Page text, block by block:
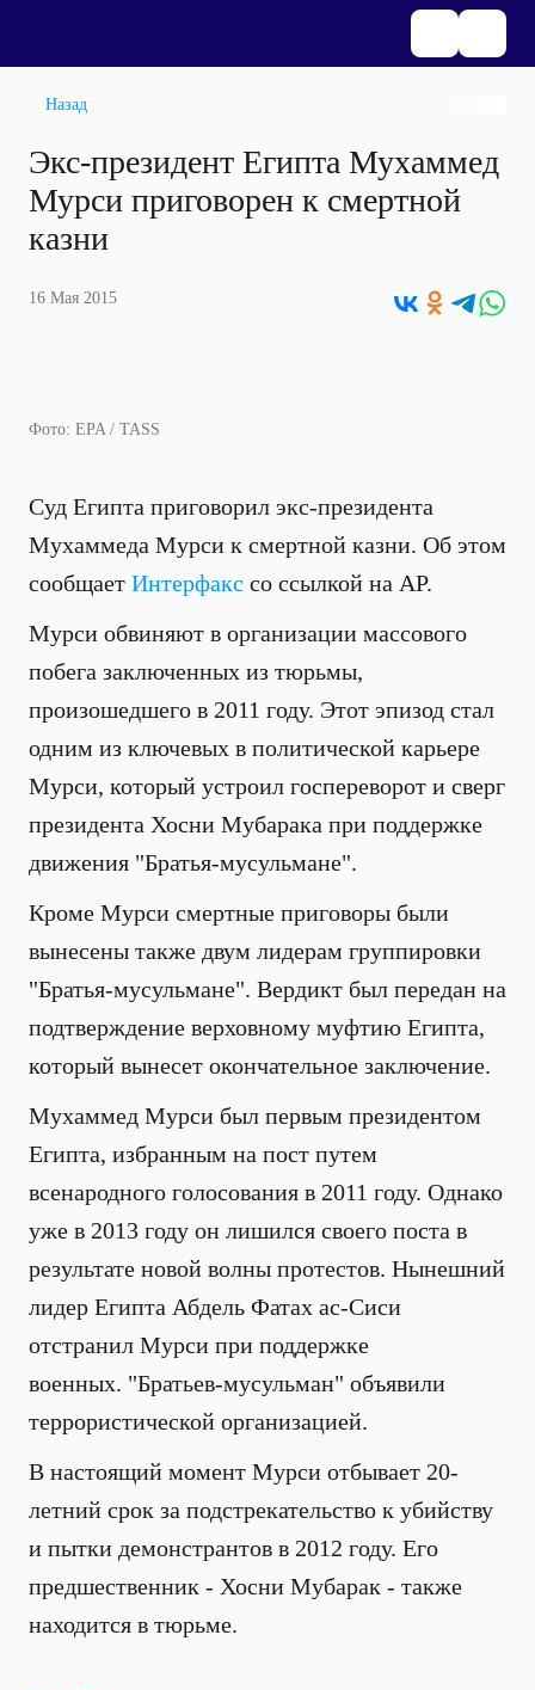
Назад
Экс-президент Египта Мухаммед
Мурси приговорен к смертной
казни
16 Мая 2015
Фото: EPA / TASS
Суд Египта приговорил экс-президента
Мухаммеда Мурси к смертной казни. Об этом
сообщает Интерфакс со ссылкой на АР.
Мурси обвиняют в организации массового
побега заключенных из тюрьмы,
произошедшего в 2011 году. Этот эпизод стал
одним из ключевых в политической карьере
Мурси, который устроил госпереворот и сверг
президента Хосни Мубарака при поддержке
движения "Братья-мусульмане".
Кроме Мурси смертные приговоры были
вынесены также двум лидерам группировки
"Братья-мусульмане". Вердикт был передан на
подтверждение верховному муфтию Египта,
который вынесет окончательное заключение.
Мухаммед Мурси был первым президентом
Египта, избранным на пост путем
всенародного голосования в 2011 году. Однако
уже в 2013 году он лишился своего поста в
результате новой волны протестов. Нынешний
лидер Египта Абдель Фатах ас-Сиси
отстранил Мурси при поддержке
военных. "Братьев-мусульман" объявили
террористической организацией.
В настоящий момент Мурси отбывает 20-
летний срок за подстрекательство к убийству
и пытки демонстрантов в 2012 году. Его
предшественник - Хосни Мубарак - также
находится в тюрьме.